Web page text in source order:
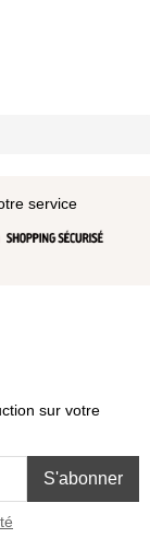
service
sur votre
S'abonner